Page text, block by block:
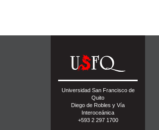
Universidad San Francisco de
Quito
Diego de Robles y Vía
Interoceánica
+593 2 297 1700